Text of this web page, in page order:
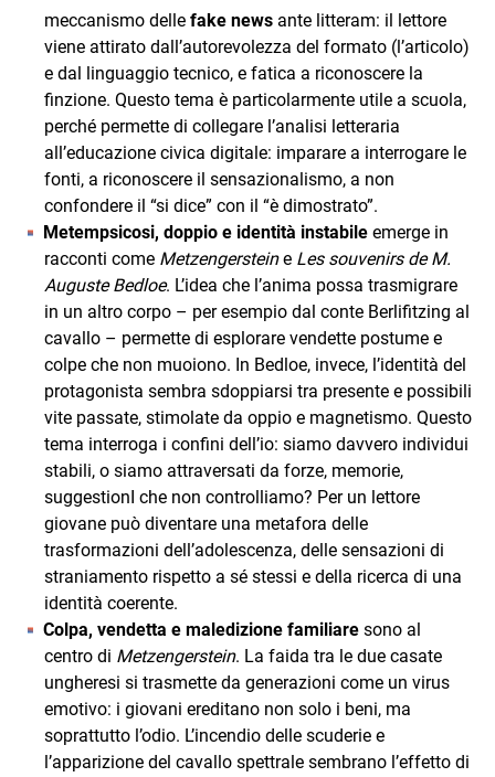
meccanismo delle fake news ante litteram: il lettore
viene attirato dall’autorevolezza del formato (l’articolo)
e dal linguaggio tecnico, e fatica a riconoscere la
finzione. Questo tema è particolarmente utile a scuola,
perché permette di collegare l’analisi letteraria
all’educazione civica digitale: imparare a interrogare le
fonti, a riconoscere il sensazionalismo, a non
confondere il “si dice” con il “è dimostrato”.
Metempsicosi, doppio e identità instabile emerge in
racconti come Metzengersteine Les souvenirs de M.
Auguste Bedloe. L’idea che l’anima possa trasmigrare
in un altro corpo – per esempio dal conte Berlifitzing al
cavallo – permette di esplorare vendette postume e
colpe che non muoiono. In Bedloe, invece, l’identità del
protagonista sembra sdoppiarsi tra presente e possibili
vite passate, stimolate da oppio e magnetismo. Questo
tema interroga i confini dell’io: siamo davvero individui
stabili, o siamo attraversati da forze, memorie,
suggestionI che non controlliamo? Per un lettore
giovane può diventare una metafora delle
trasformazioni dell’adolescenza, delle sensazioni di
straniamento rispetto a sé stessi e della ricerca di una
identità coerente.
Colpa, vendetta e maledizione familiare sono al
centro di Metzengerstein. La faida tra le due casate
ungheresi si trasmette da generazioni come un virus
emotivo: i giovani ereditano non solo i beni, ma
soprattutto l’odio. L’incendio delle scuderie e
l’apparizione del cavallo spettrale sembrano l’effetto di